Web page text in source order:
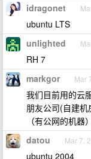
idragonet
ubuntu LTS
unlighted
RH 7
markgor Mar
我们目前用的云
朋友公司(自建
（有公网的机器）
datou Mar 7,
ubuntu 2004